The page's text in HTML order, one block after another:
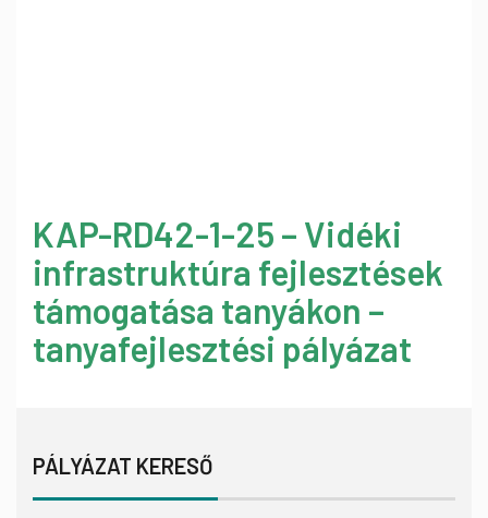
KAP-RD42-1-25 – Vidéki
infrastruktúra fejlesztések
támogatása tanyákon –
tanyafejlesztési pályázat
PÁLYÁZAT KERESŐ